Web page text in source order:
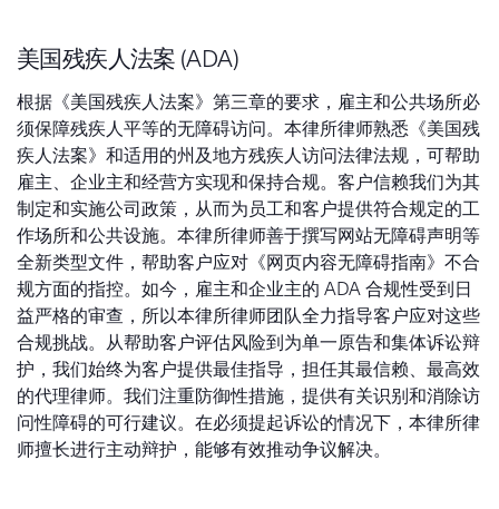
美国残疾人法案 (ADA)
根据《美国残疾人法案》第三章的要求，雇主和公共场所必
须保障残疾人平等的无障碍访问。本律所律师熟悉《美国残
疾人法案》和适用的州及地方残疾人访问法律法规，可帮助
雇主、企业主和经营方实现和保持合规。客户信赖我们为其
制定和实施公司政策，从而为员工和客户提供符合规定的工
作场所和公共设施。本律所律师善于撰写网站无障碍声明等
全新类型文件，帮助客户应对《网页内容无障碍指南》不合
规方面的指控。如今，雇主和企业主的 ADA 合规性受到日
益严格的审查，所以本律所律师团队全力指导客户应对这些
合规挑战。从帮助客户评估风险到为单一原告和集体诉讼辩
护，我们始终为客户提供最佳指导，担任其最信赖、最高效
的代理律师。我们注重防御性措施，提供有关识别和消除访
问性障碍的可行建议。在必须提起诉讼的情况下，本律所律
师擅长进行主动辩护，能够有效推动争议解决。